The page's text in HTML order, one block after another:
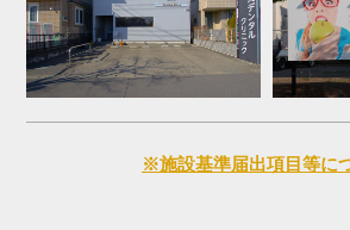
※施設基準届出項目等に